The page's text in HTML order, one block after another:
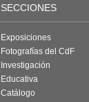
SECCIONES
Exposiciones
Fotografías del CdF
Investigación
Educativa
Catálogo